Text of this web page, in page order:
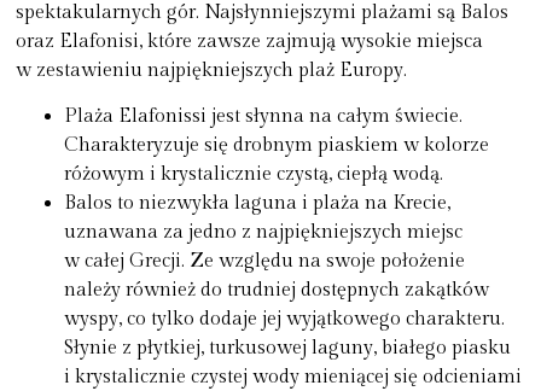
spektakularnych gór. Najsłynniejszymi plażami są Balos
oraz Elafonisi, które zawsze zajmują wysokie miejsca
w zestawieniu najpiękniejszych plaż Europy.
Plaża Elafonissi jest słynna na całym świecie.
Charakteryzuje się drobnym piaskiem w kolorze
różowym i krystalicznie czystą, ciepłą wodą.
Balos to niezwykła laguna i plaża na Krecie,
uznawana za jedno z najpiękniejszych miejsc
w całej Grecji. Ze względu na swoje położenie
należy również do trudniej dostępnych zakątków
wyspy, co tylko dodaje jej wyjątkowego charakteru.
Słynie z płytkiej, turkusowej laguny, białego piasku
i krystalicznie czystej wody mieniącej się odcieniami